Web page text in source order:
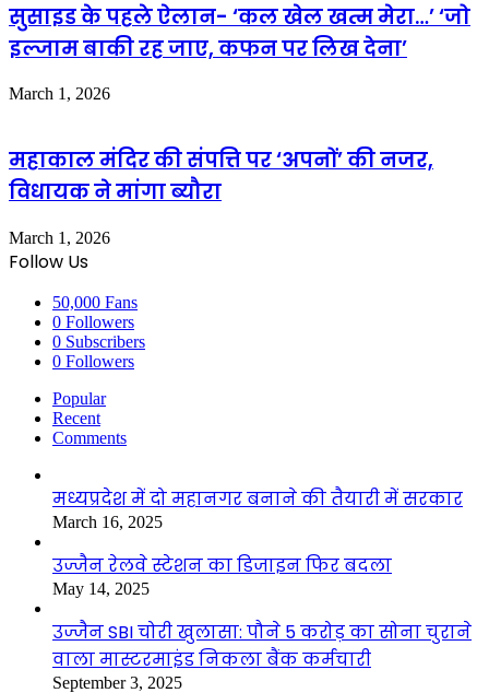
सुसाइड के पहले ऐलान- ‘कल खेल खत्म मेरा…’ ‘जो
इल्जाम बाकी रह जाए, कफन पर लिख देना’
March 1, 2026
महाकाल मंदिर की संपत्ति पर ‘अपनों’ की नजर,
विधायक ने मांगा ब्यौरा
March 1, 2026
Follow Us
50,000 Fans
0 Followers
0 Subscribers
0 Followers
Popular
Recent
Comments
मध्यप्रदेश में दो महानगर बनाने की तैयारी में सरकार
March 16, 2025
उज्जैन रेलवे स्टेशन का डिजाइन फिर बदला
May 14, 2025
उज्जैन SBI चोरी खुलासा: पौने 5 करोड़ का सोना चुराने
वाला मास्टरमाइंड निकला बैंक कर्मचारी
September 3, 2025